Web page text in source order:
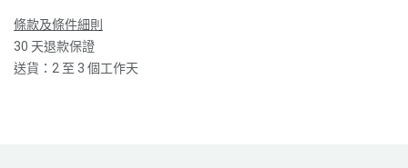
條款及條件細則
30 天退款保證
送貨：2 至 3 個工作天